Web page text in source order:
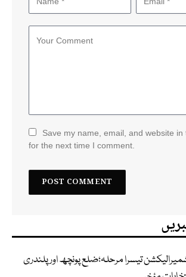
Save my name, email, and website in
for the next time I comment.
تیسرا مرحلہ؛ضلع پونچھ اور پلندری